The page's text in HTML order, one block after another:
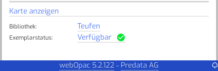
Karte anzeigen
Bibliothek: Teufen
Exemplarstatus: Verfügbar
webOpac 5.2.122 - Predata AG